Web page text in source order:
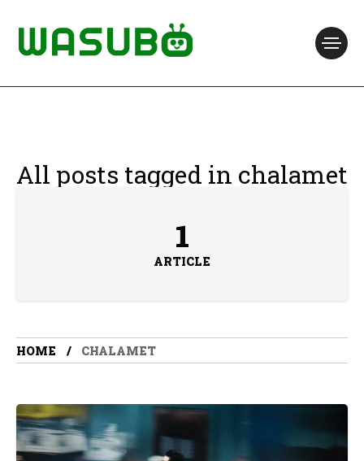
All posts tagged in chalamet
1
ARTICLE
HOME CHALAMET